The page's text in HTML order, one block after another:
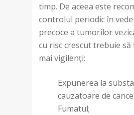
timp. De aceea este
controlul periodic în
precoce a tumorilor
cu risc crescut trebuie să
mai vigilenți:
Expunerea la
cauzatoare de
Fumatul;